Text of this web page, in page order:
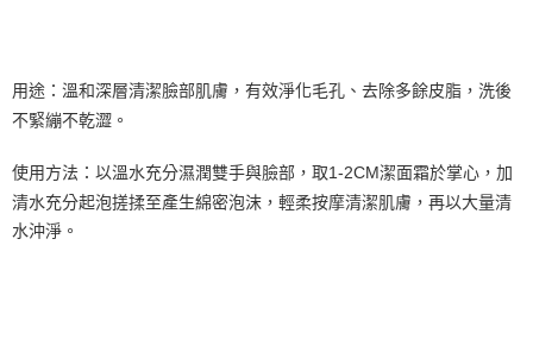
用途：溫和深層清潔臉部肌膚，有效淨化毛孔、去除多餘皮脂，洗後
不緊繃不乾澀。
使用方法：以溫水充分濕潤雙手與臉部，取1-2CM潔面霜於掌心，加
清水充分起泡搓揉至產生綿密泡沫，輕柔按摩清潔肌膚，再以大量清
水沖淨。